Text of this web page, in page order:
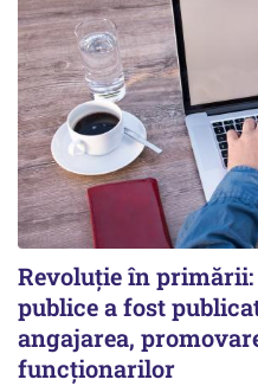
Revoluție în
publice a fost
angajarea,
funcționarilor